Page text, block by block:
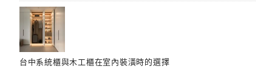
台中系統櫃與木工櫃在室內裝潢時的選擇